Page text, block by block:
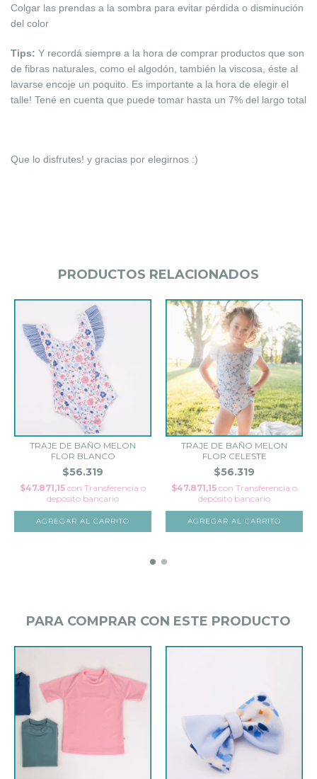
Colgar las prendas a la sombra para evitar pérdida o disminución
del color
Tips: Y recordá siempre a la hora de comprar productos que son
de fibras naturales, como el algodón, también la viscosa, éste al
lavarse encoje un poquito. Es importante a la hora de elegir el
talle! Tené en cuenta que puede tomar hasta un 7% del largo total
Que lo disfrutes! y gracias por elegirnos :)
PRODUCTOS RELACIONADOS
TRAJE DE BAÑO MELON
FLOR BLANCO
$56.319
$47.871,15 con Transferencia o
depósito bancario
AGREGAR AL CARRITO
TRAJE DE BAÑO MELON
FLOR CELESTE
$56.319
$47.871,15 con Transferencia o
depósito bancario
AGREGAR AL CARRITO
PARA COMPRAR CON ESTE PRODUCTO